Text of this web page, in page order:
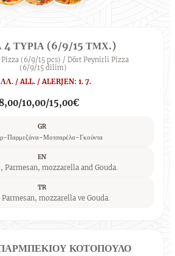
4 ΤΥΡΙΑ (6/9/15 ΤΜΧ.)
Pizza (6/9/15 pcs) / Dört Peynirli Pizza
(6/9/15 dilim)
/ ALL. / ALERJEN: 1. 7.
10,00/15,00€
GR
Παρμεζάνα-Μοτσαρέλα-Γκούντα
EN
Parmesan, mozzarella and Gouda.
TR
mozzarella ve Gouda.
ΚΟΤΟΠΟΥΛΟ